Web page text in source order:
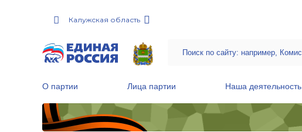
Калужская область
О партии Лица партии Наша деятельность